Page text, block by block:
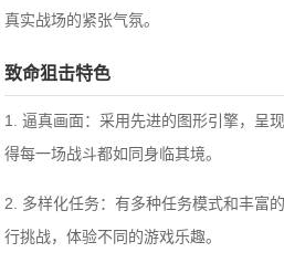
真实战场的紧张气氛。
致命狙击特色
1. 逼真画面：采用先进的图形引擎，呈
得每一场战斗都如同身临其境。
2. 多样化任务：有多种任务模式和丰富
行挑战，体验不同的游戏乐趣。